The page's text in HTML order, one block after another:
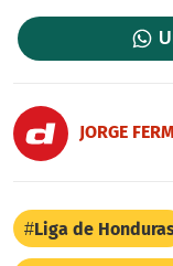
JORGE
Liga de